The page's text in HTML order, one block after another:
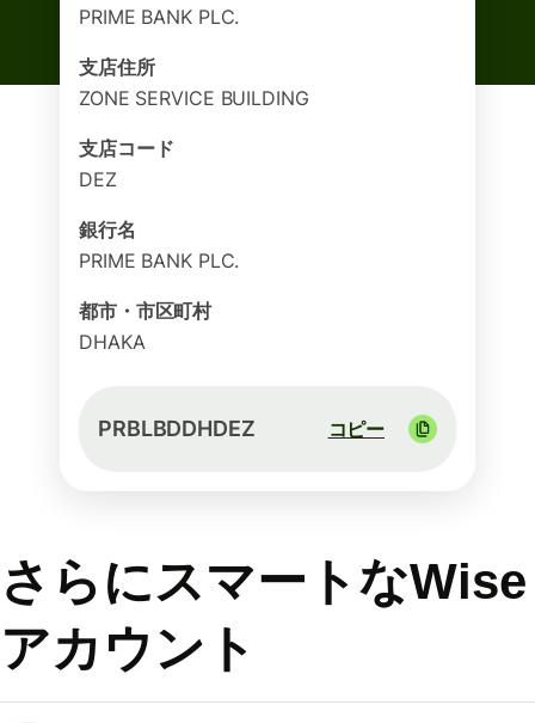
PRIME BANK PLC.
支店住所
ZONE SERVICE BUILDING
支店コード
DEZ
銀行名
PRIME BANK PLC.
都市・市区町村
DHAKA
PRBLBDDHDEZ コピー
さらにスマートなWise
アカウント